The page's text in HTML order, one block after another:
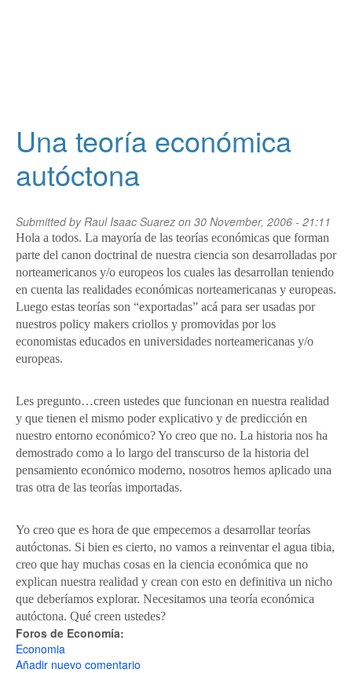
Una teoría económica
autóctona
Submitted byRaul Isaac Suarez on 30 November, 2006 - 21:11
Hola a todos. La mayoría de las teorías económicas que forman
parte del canon doctrinal de nuestra ciencia son desarrolladas por
norteamericanos y/o europeos los cuales las desarrollan teniendo
en cuenta las realidades económicas norteamericanas y europeas.
Luego estas teorías son “exportadas” acá para ser usadas por
nuestros policy makers criollos y promovidas por los
economistas educados en universidades norteamericanas y/o
europeas.
Les pregunto…creen ustedes que funcionan en nuestra realidad
y que tienen el mismo poder explicativo y de predicción en
nuestro entorno económico? Yo creo que no. La historia nos ha
demostrado como a lo largo del transcurso de la historia del
pensamiento económico moderno, nosotros hemos aplicado una
tras otra de las teorías importadas.
Yo creo que es hora de que empecemos a desarrollar teorías
autóctonas. Si bien es cierto, no vamos a reinventar el agua tibia,
creo que hay muchas cosas en la ciencia económica que no
explican nuestra realidad y crean con esto en definitiva un nicho
que deberíamos explorar. Necesitamos una teoría económica
autóctona. Qué creen ustedes?
Foros de Economía:
Economia
Añadir nuevo comentario